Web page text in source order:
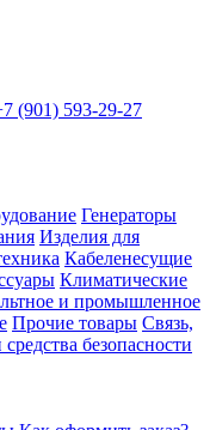
(901) 593-29-27
Генераторы
Изделия для
Кабеленесущие
Климатические
и промышленное
Прочие товары Связь,
безопасности